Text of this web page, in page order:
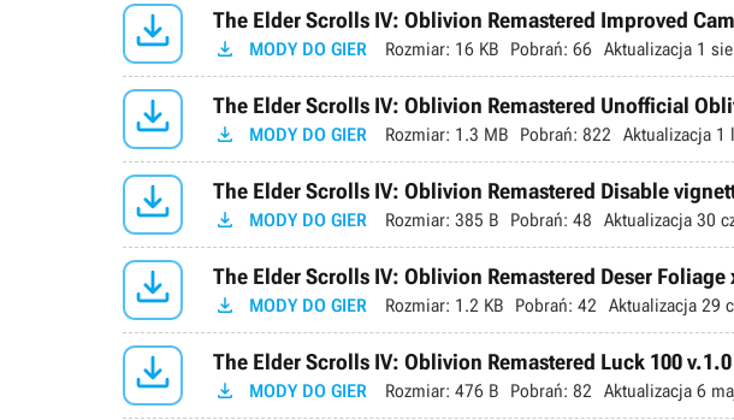
 The Elder Scrolls IV: Oblivion Remastered Improved
 MODY DO GIER Rozmiar: 16 KB Pobrań: 66 Aktualizacja 1
 The Elder Scrolls IV: Oblivion Remastered Unofficial
 MODY DO GIER Rozmiar: 1.3 MB Pobrań: 822 Aktualizacja 1
 The Elder Scrolls IV: Oblivion Remastered Disable
 MODY DO GIER Rozmiar: 385 B Pobrań: 48 Aktualizacja 30
 The Elder Scrolls IV: Oblivion Remastered Deser Foliage
 MODY DO GIER Rozmiar: 1.2 KB Pobrań: 42 Aktualizacja 29
 The Elder Scrolls IV: Oblivion Remastered Luck 100 v.1.0
 MODY DO GIER Rozmiar: 476 B Pobrań: 82 Aktualizacja 6